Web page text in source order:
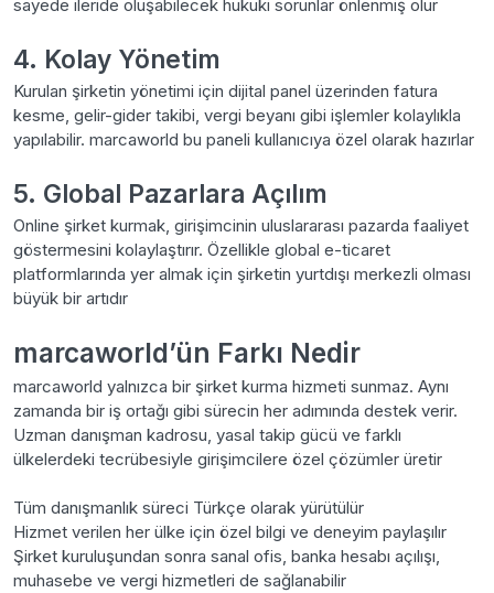
sayede ileride oluşabilecek hukuki sorunlar önlenmiş olur
4. Kolay Yönetim
Kurulan şirketin yönetimi için dijital panel üzerinden fatura
kesme, gelir-gider takibi, vergi beyanı gibi işlemler kolaylıkla
yapılabilir. marcaworld bu paneli kullanıcıya özel olarak hazırlar
5. Global Pazarlara Açılım
Online şirket kurmak, girişimcinin uluslararası pazarda faaliyet
göstermesini kolaylaştırır. Özellikle global e-ticaret
platformlarında yer almak için şirketin yurtdışı merkezli olması
büyük bir artıdır
marcaworld’ün Farkı Nedir
marcaworld yalnızca bir şirket kurma hizmeti sunmaz. Aynı
zamanda bir iş ortağı gibi sürecin her adımında destek verir.
Uzman danışman kadrosu, yasal takip gücü ve farklı
ülkelerdeki tecrübesiyle girişimcilere özel çözümler üretir
Tüm danışmanlık süreci Türkçe olarak yürütülür
Hizmet verilen her ülke için özel bilgi ve deneyim paylaşılır
Şirket kuruluşundan sonra sanal ofis, banka hesabı açılışı,
muhasebe ve vergi hizmetleri de sağlanabilir